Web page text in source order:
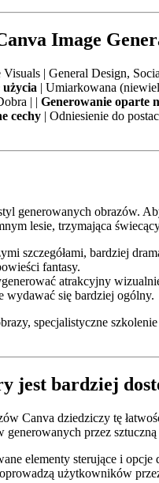
Image
| General Design,
| Umiarkowana
| | Generowanie oparte
cechy | Odniesienie do
generowanych obrazów.
lesie, trzymająca
szczegółami, bardziej
fantasy.
atrakcyjny
wydawać się bardziej ogólny.
specjalistyczne
jest bardziej
Canva dziedziczy tę
generowanych przez
elementy sterujące i
użytkowników